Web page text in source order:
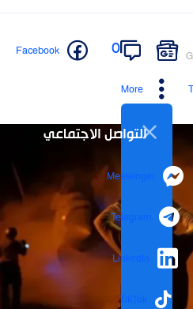
0
Facebook
More
التواصل الاجتماعي
Messenger
Telegram
LinkedIn
TikTok